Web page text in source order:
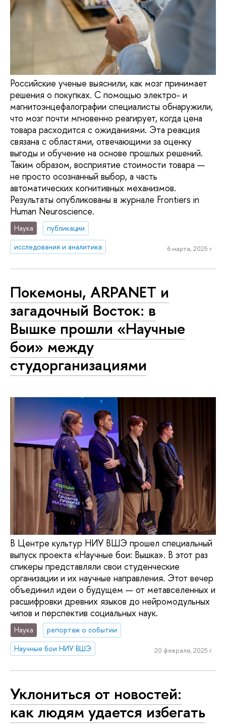
Российские ученые выяснили, как мозг принимает
решения о покупках. С помощью электро- и
магнитоэнцефалографии специалисты обнаружили,
что мозг почти мгновенно реагирует, когда цена
товара расходится с ожиданиями. Эта реакция
связана с областями, отвечающими за оценку
выгоды и обучение на основе прошлых решений.
Таким образом, восприятие стоимости товара —
не просто осознанный выбор, а часть
автоматических когнитивных механизмов.
Результаты опубликованы в журнале Frontiers in
Human Neuroscience.
Наука
публикации
исследования и аналитика
6 марта, 2025 г.
Покемоны, ARPANET и
загадочный Восток: в
Вышке прошли «Научные
бои» между
студорганизациями
В Центре культур НИУ ВШЭ прошел специальный
выпуск проекта «Научные бои: Вышка». В этот раз
спикеры представляли свои студенческие
организации и их научные направления. Этот вечер
объединил идеи о будущем — от метавселенных и
расшифровки древних языков до нейромодульных
чипов и перспектив социальных наук.
Наука
репортаж о событии
Научные бои НИУ ВШЭ
20 февраля, 2025 г.
Уклониться от новостей:
как людям удается избегать